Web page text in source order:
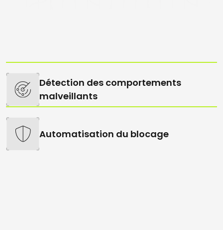
Détection des comportements
malveillants
Automatisation du blocage